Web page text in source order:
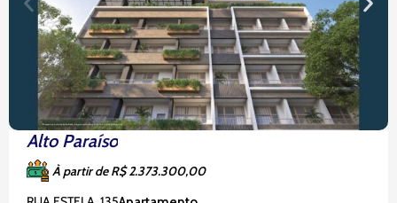
Alto Paraíso
À partir de R$ 2.373.300,00